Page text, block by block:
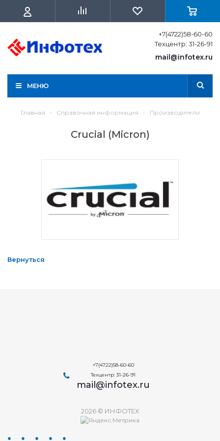
+7(4722)58-60-60
Техцентр: 31-26-91
mail@infotex.ru
МЕНЮ
Главная - Справочная информация - Производители
Crucial (Micron)
Вернуться
+7(4722)58-60-60
Техцентр: 31-26-91
mail@infotex.ru
2026 © ИНФОТЕХ